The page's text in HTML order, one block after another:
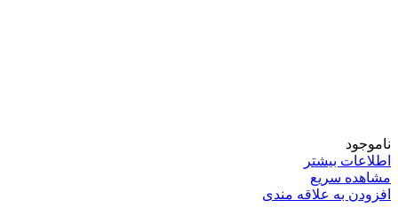
ناموجود
اطلاعات بیشتر
مشاهده سریع
افزودن به علاقه مندی